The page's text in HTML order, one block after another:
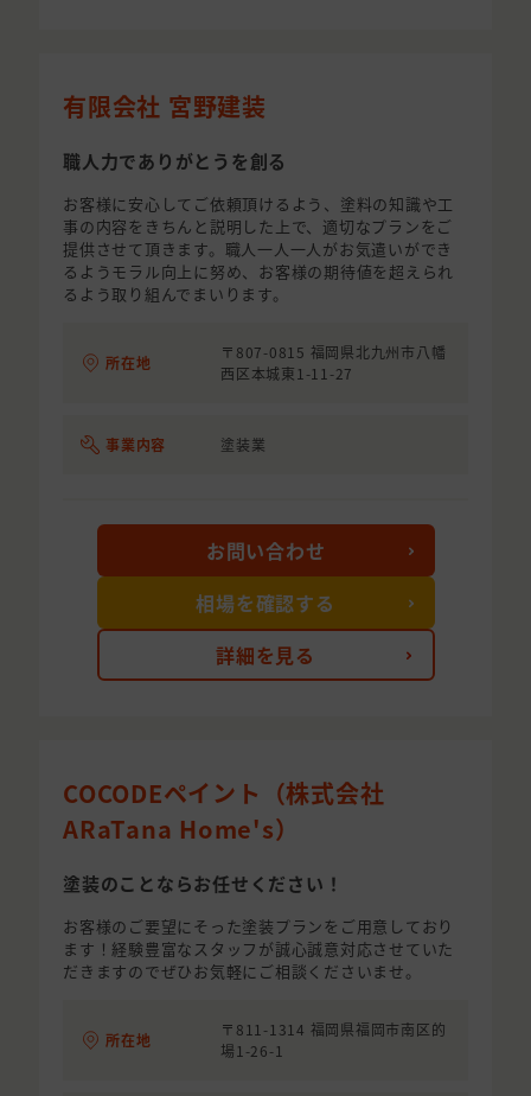
有限会社 宮野建装
職人力でありがとうを創る
お客様に安心してご依頼頂けるよう、塗料の知識や工
事の内容をきちんと説明した上で、適切なプランをご
提供させて頂きます。職人一人一人がお気遣いができ
るようモラル向上に努め、お客様の期待値を超えられ
るよう取り組んでまいります。
所在地
〒807-0815 福岡県北九州市八幡
西区本城東1-11-27
事業内容 塗装業
詳細を見る
お問い合わせ
相場を確認する
COCODEペイント（株式会社
ARaTana Home's）
塗装のことならお任せください！
お客様のご要望にそった塗装プランをご用意しており
ます！経験豊富なスタッフが誠心誠意対応させていた
だきますのでぜひお気軽にご相談くださいませ。
所在地
〒811-1314 福岡県福岡市南区的
場1-26-1